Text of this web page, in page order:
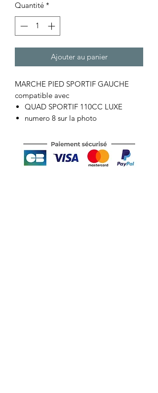
Quantité *
Ajouter au panier
MARCHE PIED SPORTIF GAUCHE
compatible avec
QUAD SPORTIF 110CC LUXE
numero 8 sur la photo